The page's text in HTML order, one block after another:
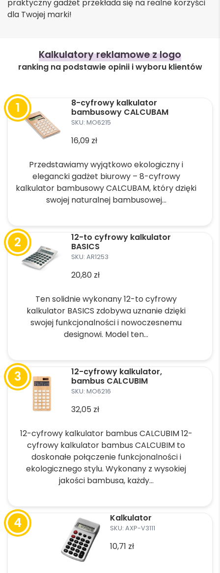
praktyczny gadżet przekłada się na realne korzyści
dla Twojej marki!
Kalkulatory reklamowe z logo
ranking na podstawie opinii i wyboru klientów
8-cyfrowy kalkulator
bambusowy CALCUBAM
SKU: MO6215
16,09 zł
Przedstawiamy wyjątkowo ekologiczny i
elegancki gadżet biurowy – 8-cyfrowy
kalkulator bambusowy CALCUBAM, który dzięki
swojej naturalnej bambusowej...
produkt
ma
wiele
wybrać
na
stronie
produktu
12-to cyfrowy kalkulator
BASICS
SKU: AR1253
20,80 zł
Ten solidnie wykonany 12-to cyfrowy
kalkulator BASICS zdobywa uznanie dzięki
swojej funkcjonalności i nowoczesnemu
designowi. Model ten...
ma
wiele
wybrać
na
stronie
produktu
12-cyfrowy kalkulator,
bambus CALCUBIM
SKU: MO6216
32,05 zł
12-cyfrowy kalkulator bambus CALCUBIM 12-
cyfrowy kalkulator bambus CALCUBIM to
doskonałe połączenie funkcjonalności i
ekologicznego stylu. Wykonany z wysokiej
jakości bambusa, każdy...
ma
wariantów.
Kalkulator
SKU: AXP-V3111
10,71 zł